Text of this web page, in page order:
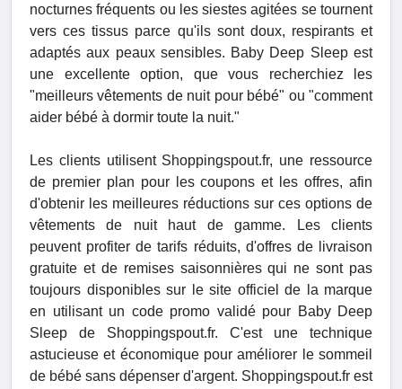
nocturnes fréquents ou les siestes agitées se tournent
vers ces tissus parce qu'ils sont doux, respirants et
adaptés aux peaux sensibles. Baby Deep Sleep est
une excellente option, que vous recherchiez les
"meilleurs vêtements de nuit pour bébé" ou "comment
aider bébé à dormir toute la nuit."
Les clients utilisent Shoppingspout.fr, une ressource
de premier plan pour les coupons et les offres, afin
d'obtenir les meilleures réductions sur ces options de
vêtements de nuit haut de gamme. Les clients
peuvent profiter de tarifs réduits, d'offres de livraison
gratuite et de remises saisonnières qui ne sont pas
toujours disponibles sur le site officiel de la marque
en utilisant un code promo validé pour Baby Deep
Sleep de Shoppingspout.fr. C'est une technique
astucieuse et économique pour améliorer le sommeil
de bébé sans dépenser d'argent. Shoppingspout.fr est